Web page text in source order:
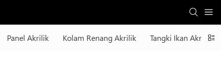
Panel Akrilik Kolam Renang Akrilik Tangki Ikan Akrilik